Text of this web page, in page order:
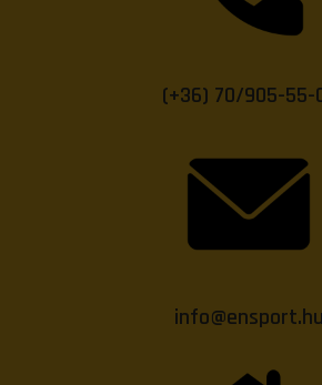
(+36) 70/905-55-
info@ensport.hu